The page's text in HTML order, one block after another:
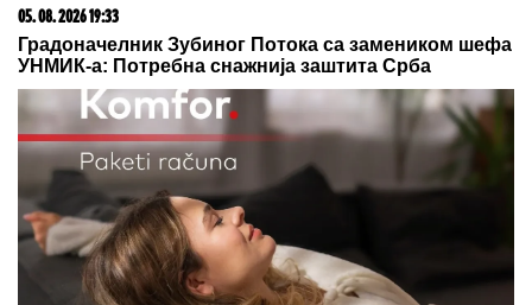
U BAZENU, a tek da vidite voditeljku
u bikiniju (FOTO)